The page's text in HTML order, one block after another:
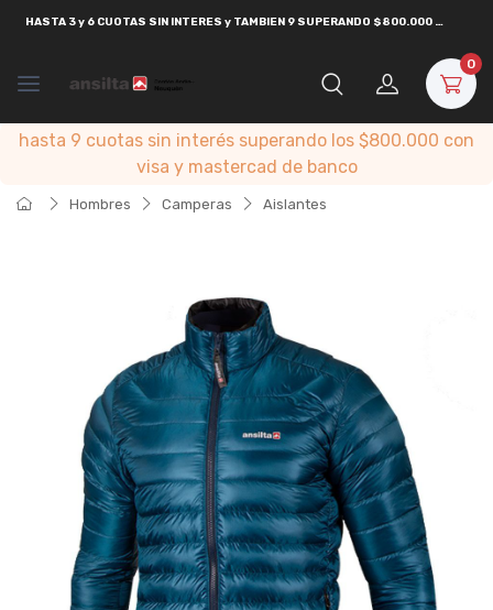
HASTA 3 y 6 CUOTAS SIN INTERES y TAMBIEN 9 SUPERANDO $800.000 CON
0
hasta 9 cuotas sin interés superando los $800.000 con
visa y mastercad de banco
Hombres Camperas Aislantes